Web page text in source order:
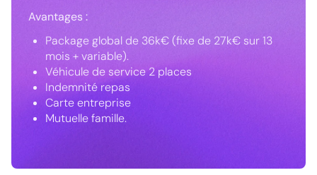
Avantages :
Package global de 36k€ (fixe de 27k€ sur 13
mois + variable).
Véhicule de service 2 places
Indemnité repas
Carte entreprise
Mutuelle famille.